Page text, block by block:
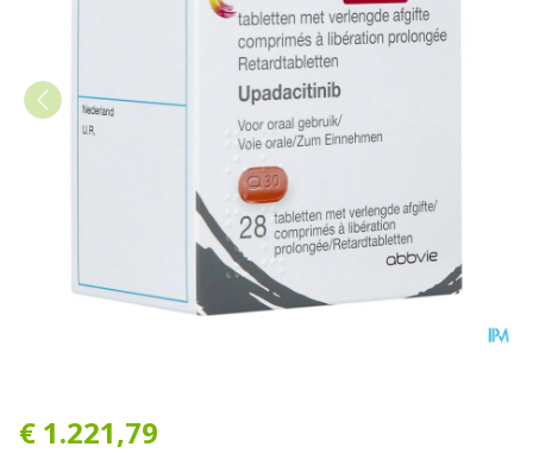
€ 1.221,79